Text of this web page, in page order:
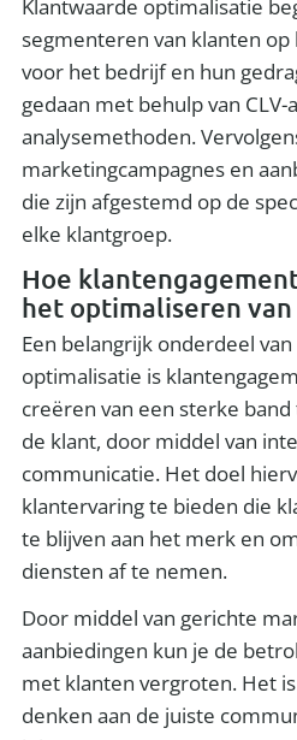
Klantwaarde optimalisatie
segmenteren van klanten op
voor het bedrijf en hun
gedaan met behulp van
analysemethoden.
marketingcampagnes en
die zijn afgestemd op de
elke klantgroep.
Hoe
het optimaliseren
Een belangrijk onderdeel
optimalisatie is
creëren van een sterke
de klant, door middel van
communicatie. Het doel
klantervaring te bieden die
te blijven aan het merk en
diensten af te nemen.
Door middel van gerichte
aanbiedingen kun je de
met klanten vergroten. Het
denken aan de juiste